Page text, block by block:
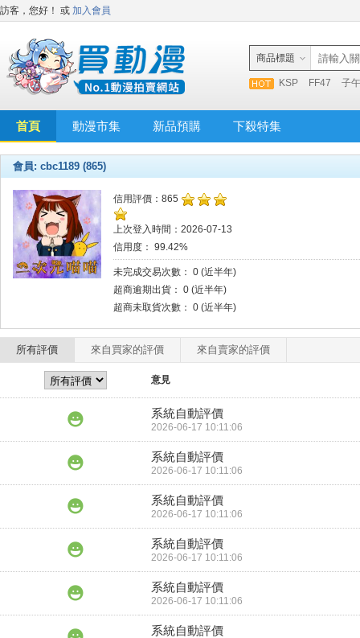
訪客，您好！ 或 加入會員
商品標題
KSP FF47 子
首頁 動漫市集 新品預購 下殺特集
會員: cbc1189 (865)
信用評價：865
上次登入時間：2026-07-13
信用度： 99.42%
未完成交易次數： 0 (近半年)
超商逾期出貨： 0 (近半年)
超商未取貨次數： 0 (近半年)
所有評價 來自買家的評價 來自賣家的評價
意見
系統自動評價
2026-06-17 10:11:06
系統自動評價
2026-06-17 10:11:06
系統自動評價
2026-06-17 10:11:06
系統自動評價
2026-06-17 10:11:06
系統自動評價
2026-06-17 10:11:06
系統自動評價